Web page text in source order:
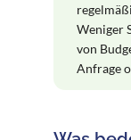
Weniger
von
Anfrage